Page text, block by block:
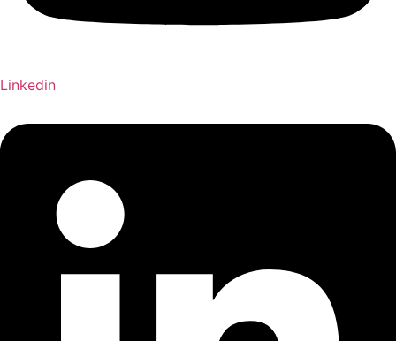
Linkedin